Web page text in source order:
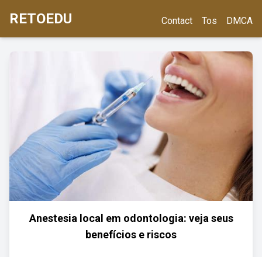
RETOEDU Contact Tos DMCA
Anestesia local em odontologia: veja seus
benefícios e riscos